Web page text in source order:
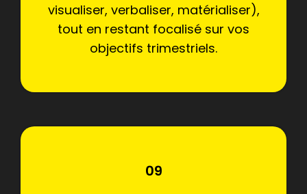
visualiser, verbaliser, matérialiser),
tout en restant focalisé sur vos
objectifs trimestriels.
09